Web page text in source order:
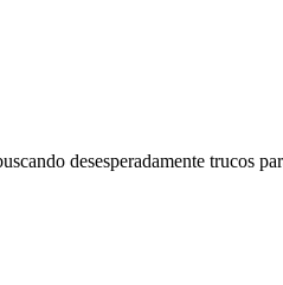
desesperadamente trucos